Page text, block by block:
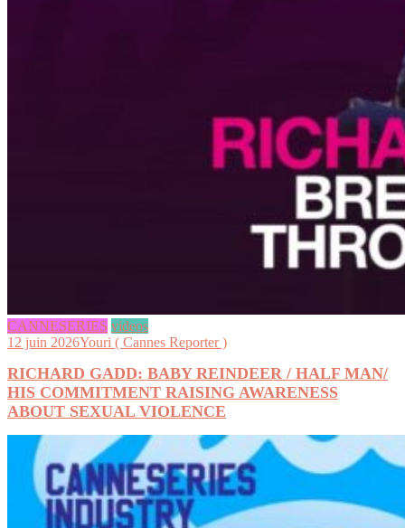
CANNESERIES videos
12 juin 2026Youri ( Cannes Reporter )
RICHARD GADD: BABY REINDEER / HALF MAN/
HIS COMMITMENT RAISING AWARENESS
ABOUT SEXUAL VIOLENCE